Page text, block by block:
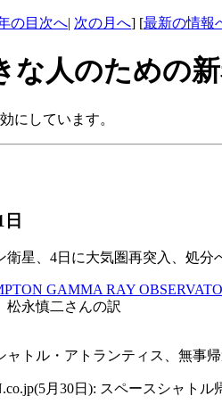
の目次へ| 次の月へ] [最新の情報
な人のための
にしています。
衛星、4日に大気圏再突入、処分
GAMMA RAY
松永慎二さんの訳
ャトル・アトランティス、無事帰
月30日): スペースシャト